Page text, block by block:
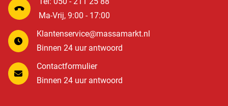
Ma-Vrij, 9:00 - 17:00
Klantenservice@massamarkt.nl
Binnen 24 uur antwoord
Contactformulier
Binnen 24 uur antwoord